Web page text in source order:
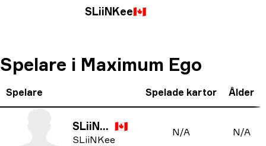
SLiiNKee🇨🇦
Spelare i Maximum Ego
Spelare Spelade kartor Ålder
SLiiNKee 🇨🇦
SLiiNKee
N/A N/A